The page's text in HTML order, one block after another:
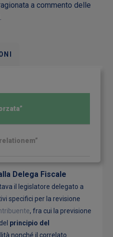
a commento delle
Delega Fiscale
il legislatore delegato a
specifici per la revisione
, fra cui la previsione
principio del
nonché il correlato